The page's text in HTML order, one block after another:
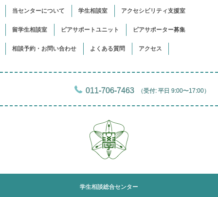
当センターについて 学生相談室 アクセシビリティ支援室
留学生相談室 ピアサポートユニット ピアサポーター募集
相談予約・お問い合わせ よくある質問 アクセス
011-706-7463 （受付: 平日 9:00〜17:00）
学生相談総合センター